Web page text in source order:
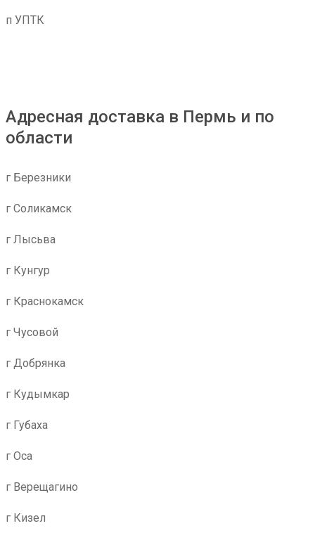
п УПТК
Адресная доставка в Пермь и по
области
г Березники
г Соликамск
г Лысьва
г Кунгур
г Краснокамск
г Чусовой
г Добрянка
г Кудымкар
г Губаха
г Оса
г Верещагино
г Кизел